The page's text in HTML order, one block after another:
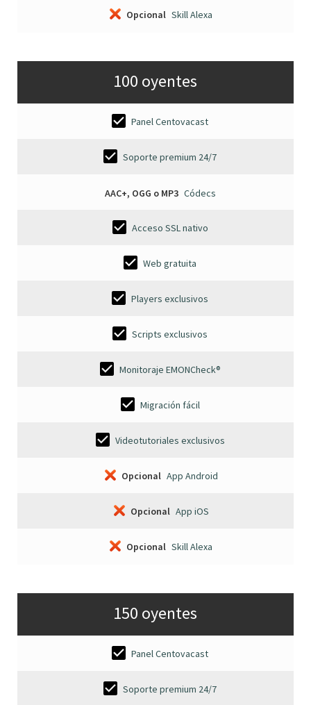
Opcional Skill Alexa
100 oyentes
Panel Centovacast
Soporte premium 24/7
AAC+, OGG o MP3 Códecs
Acceso SSL nativo
Web gratuita
Players exclusivos
Scripts exclusivos
Monitoraje EMONCheck®
Migración fácil
Videotutoriales exclusivos
Opcional App Android
Opcional App iOS
Opcional Skill Alexa
150 oyentes
Panel Centovacast
Soporte premium 24/7